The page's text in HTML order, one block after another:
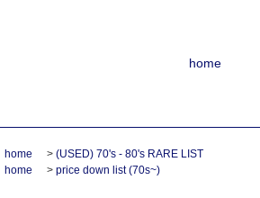
home
home > (USED) 70's - 80's RARE LIST
home
> price down list (70s~)